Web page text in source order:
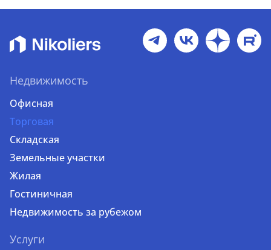
Недвижимость
Офисная
Торговая
Складская
Земельные участки
Жилая
Гостиничная
Недвижимость за рубежом
Услуги